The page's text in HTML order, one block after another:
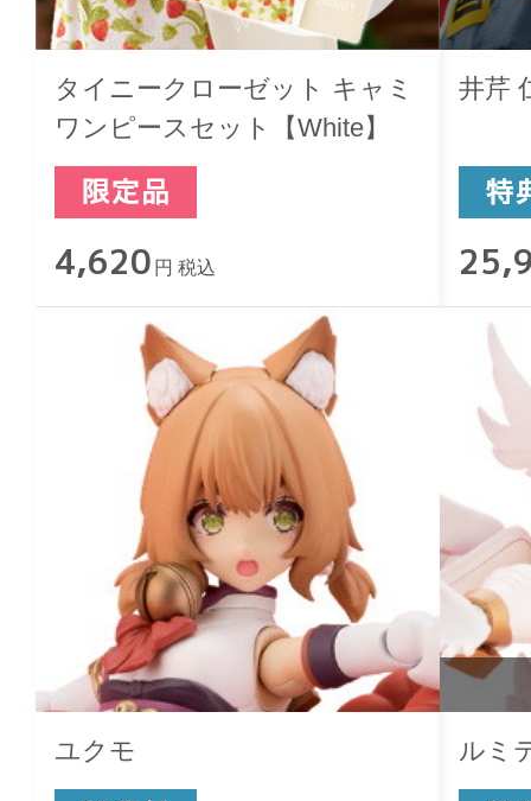
タイニークローゼット キャミ
ワンピースセット【White】
4,620 円 税込
井芹
ユクモ ルミ